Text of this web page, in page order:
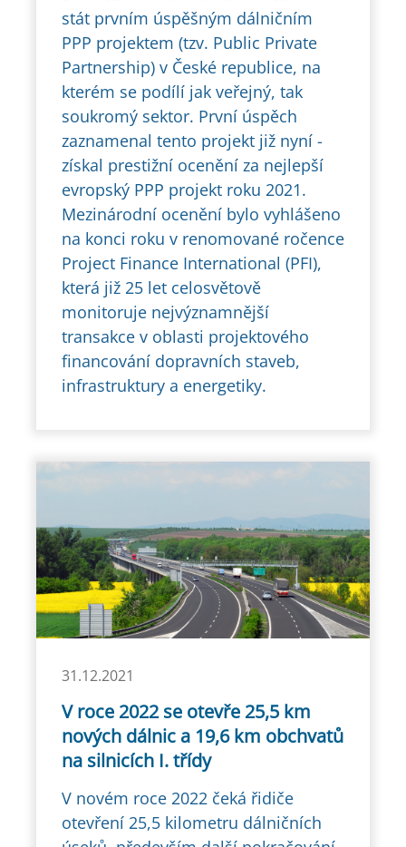
stát prvním úspěšným dálničním
PPP projektem (tzv. Public Private
Partnership) v České republice, na
kterém se podílí jak veřejný, tak
soukromý sektor. První úspěch
zaznamenal tento projekt již nyní -
získal prestižní ocenění za nejlepší
evropský PPP projekt roku 2021.
Mezinárodní ocenění bylo vyhlášeno
na konci roku v renomované ročence
Project Finance International (PFI),
která již 25 let celosvětově
monitoruje nejvýznamnější
transakce v oblasti projektového
financování dopravních staveb,
infrastruktury a energetiky.
31.12.2021
V roce 2022 se otevře 25,5 km
nových dálnic a 19,6 km obchvatů
na silnicích I. třídy
V novém roce 2022 čeká řidiče
otevření 25,5 kilometru dálničních